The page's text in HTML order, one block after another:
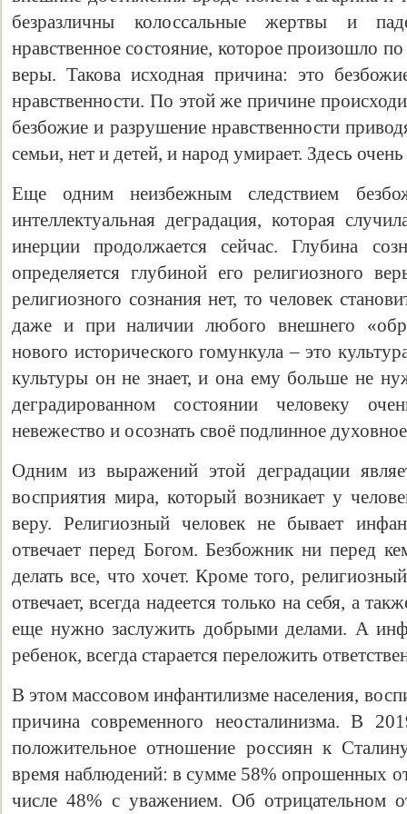
безразличны колоссальные жертвы и
нравственное состояние, которое произошло
веры. Такова исходная причина: это
нравственности. По этой же причине
безбожие и разрушение нравственности
семьи, нет и детей, и народ умирает. Здесь
Еще одним неизбежным следствием
интеллектуальная деградация, которая
инерции продолжается сейчас. Глубина
определяется глубиной его религиозного
религиозного сознания нет, то человек
даже и при наличии любого внешнего
нового исторического гомункула – это
культуры он не знает, и она ему больше не
деградированном состоянии человеку
невежество и осознать своё подлинное
Одним из выражений этой деградации
восприятия мира, который возникает у
веру. Религиозный человек не бывает
отвечает перед Богом. Безбожник ни перед
делать все, что хочет. Кроме того,
отвечает, всегда надеется только на себя, а
еще нужно заслужить добрыми делами. А
ребенок, всегда старается переложить
В этом массовом инфантилизме населения,
причина современного неосталинизма. В
положительное отношение россиян к
время наблюдений: в сумме 58% опрошенных
числе 48% с уважением. Об отрицательном